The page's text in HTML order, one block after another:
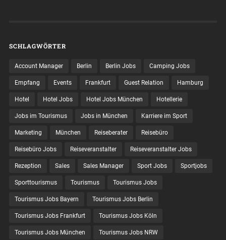
SCHLAGWÖRTER
Account Manager Berlin Berlin Jobs Camping Jobs
Empfang Events Frankfurt Guest Relation Hamburg
Hotel Hotel Jobs Hotel Jobs München Hotellerie
Jobs im Tourismus Jobs in München Karriere im Sport
Marketing München Reiseberater Reisebüro
Reisebüro Jobs Reiseveranstalter Reiseveranstalter Jobs
Rezeption Sales Sales Manager Sport Jobs Sportjobs
Sporttourismus Tourismus Tourismus Jobs
Tourismus Jobs Bayern Tourismus Jobs Berlin
Tourismus Jobs Frankfurt Tourismus Jobs Köln
Tourismus Jobs München Tourismus Jobs NRW